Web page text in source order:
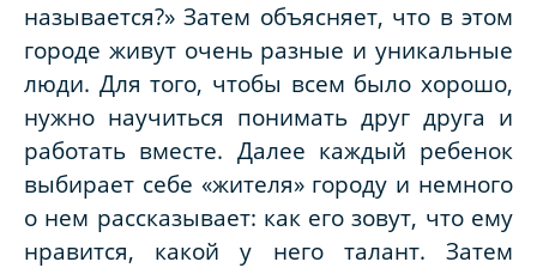
называется?» Затем объясняет, что в этом
городе живут очень разные и уникальные
люди. Для того, чтобы всем было хорошо,
нужно научиться понимать друг друга и
работать вместе. Далее каждый ребенок
выбирает себе «жителя» городу и немного
о нем рассказывает: как его зовут, что ему
нравится, какой у него талант. Затем